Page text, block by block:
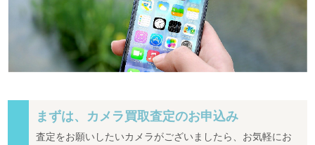
まずは、カメラ買取査定のお申込み
査定をお願いしたいカメラがございましたら、お気軽にお